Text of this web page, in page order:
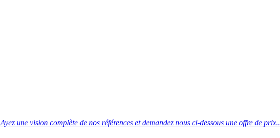
Ayez une vision complète de nos références et demandez nous ci-dessous une offre de prix..